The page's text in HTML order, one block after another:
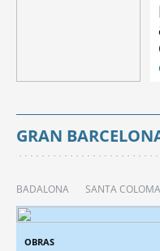
GRAN
BADALONA SANTA
OBRAS